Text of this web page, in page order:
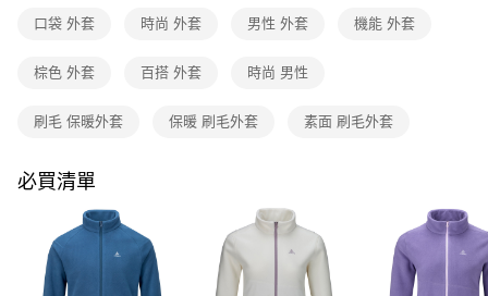
成交易。
4.訂單成立30分鐘內，如未前往確認交易或遇審核未通過，訂單將自動取
【繳款方式說明】
醒簡訊。
2.透過簡訊連結打開帳單後，可選擇「超商條碼／台灣大直營門市／銀行轉
帳／街口支付／iPASS MONEY」等通路繳費。
【注意事項】
1.本服務係由「台灣大哥大股份有限公司」（以下簡稱本公司）所提供，讓
用戶於交易時，得透過本服務購買商品或服務，並由商店將買賣／分期付款
運送方式
每筆NT$80，滿NT$790(含以上)免運費
澎湖金門
付款後門市自取
每筆NT$80，滿NT$790(含以上)免運費
口袋 外套 時尚 外套 男性 外套 機能 外套
棕色 外套 百搭 外套 時尚 男性
刷毛 保暖外套 保暖 刷毛外套 素面 刷毛外套
必買清單